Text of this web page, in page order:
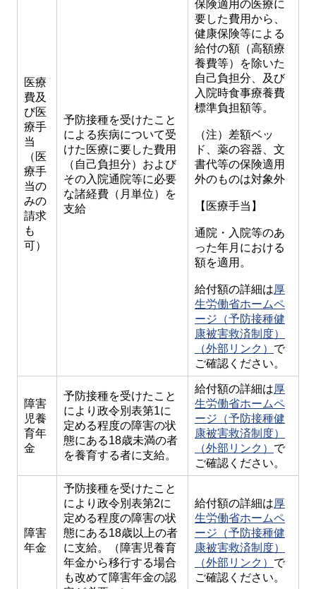
医療
費及
び医
療手
当
（医
療手
当の
みの
請求
も
可）
予防接種を受けたこと
による疾病について受
けた医療に要した費用
（自己負担分）および
その入院通院等に必要
な諸経費（月単位）を
支給
保険適用の医療に
要した費用から、
健康保険等による
給付の額（高額療
養費等）を除いた
自己負担分、及び
入院時食事療養費
標準負担額等。
（注）差額ベッ
ド、薬の容器、文
書代等の保険適用
外のものは対象外
【医療手当】
通院・入院等のあ
った年月における
額を適用。
給付額の詳細は厚
生労働省ホームペ
ージ（予防接種健
康被害救済制度）
（外部リンク） で
ご確認ください。
障害
児養
育年
金
予防接種を受けたこと
により政令別表第1に
定める程度の障害の状
態にある18歳未満の者
を養育する者に支給。
給付額の詳細は厚
生労働省ホームペ
ージ（予防接種健
康被害救済制度）
（外部リンク） で
ご確認ください。
障害
年金
予防接種を受けたこと
により政令別表第2に
定める程度の障害の状
態にある18歳以上の者
に支給。（障害児養育
年金から移行する場合
も改めて障害年金の認
給付額の詳細は厚
生労働省ホームペ
ージ（予防接種健
康被害救済制度）
（外部リンク） で
ご確認ください。